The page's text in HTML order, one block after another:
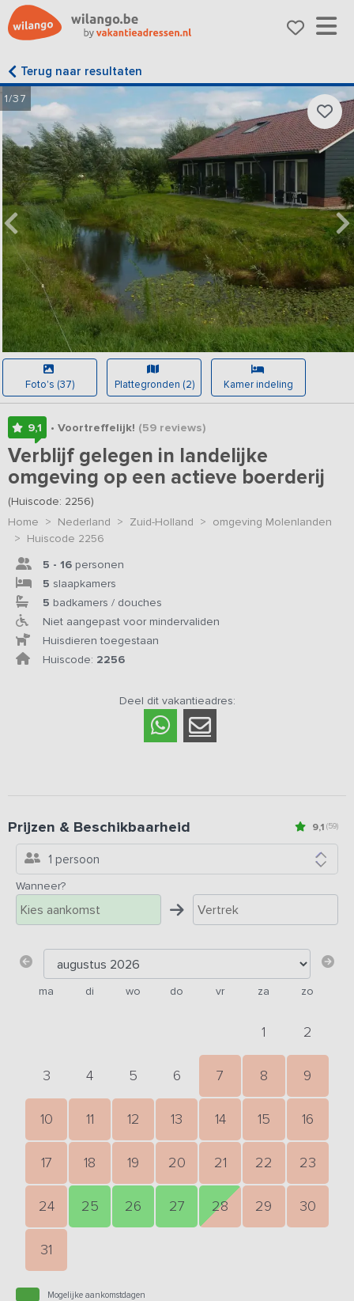
Terug naar resultaten
1/37
Foto's (37) Plattegronden (2) Kamer indeling
9,1 • Voortreffelijk! (59reviews)
Verblijf gelegen in landelijke
omgeving op een actieve boerderij
(Huiscode: 2256)
Home > Nederland > Zuid-Holland > omgeving Molenlanden
> Huiscode 2256
5 - 16 personen
5 slaapkamers
5 badkamers / douches
Niet aangepast voor mindervaliden
Huisdieren toegestaan
Huiscode: 2256
Deel dit vakantieadres:
9,1 (59)
Prijzen & Beschikbaarheid
1 persoon
Wanneer?
ma di wo do vr za zo
1 2
3 4 5 6 7 8 9
10 11 12 13 14 15 16
17 18 19 20 21 22 23
24 25 26 27 28 29 30
31
Mogelijke aankomstdagen